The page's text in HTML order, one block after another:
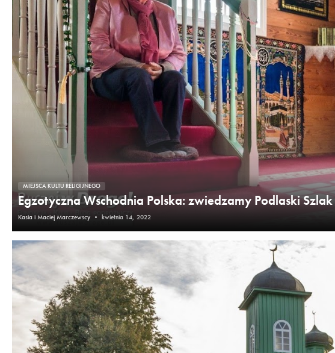
MIEJSCA KULTU RELIGIJNEGO
Egzotyczna Wschodnia Polska: zwiedzamy Podlaski Szlak
Kasia i Maciej Marczewscy • kwietnia 14, 2022